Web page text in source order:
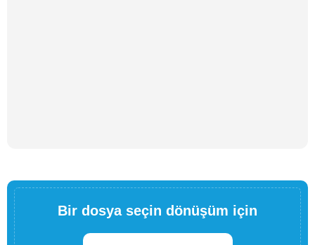
Bir dosya seçin dönüşüm için